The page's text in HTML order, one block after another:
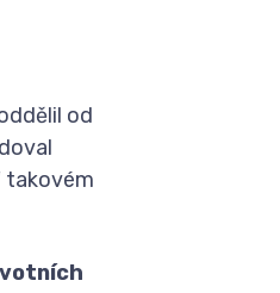
od
takovém